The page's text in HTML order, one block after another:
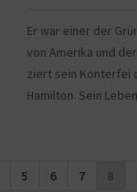
Er war einer der
von Amerika und
ziert sein Konterfei
Hamilton. Sein
5 6 7 8